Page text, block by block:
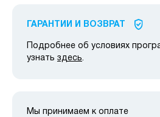
ГАРАНТИИ И ВОЗВРАТ
Подробнее об условиях
узнать здесь.
Мы принимаем к оплате